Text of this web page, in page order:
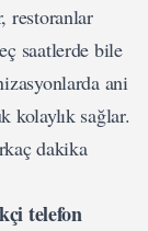
restoranlar
saatlerde bile
ani
kolaylık sağlar.
dakika
telefon